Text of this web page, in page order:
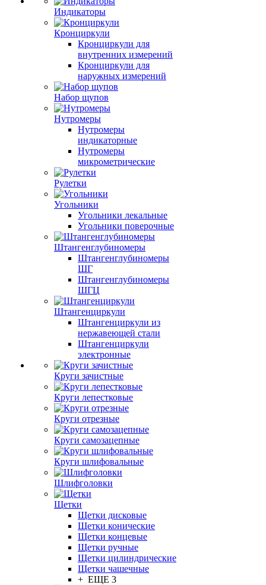
Индикаторы
Кронциркули
Кронциркули для
внутренних измерений
Кронциркули для
наружных измерений
Набор щупов
Нутромеры
Нутромеры
индикаторные
Нутромеры
микрометрические
Рулетки
Угольники
Угольники лекальные
Угольники поверочные
Штангенглубиномеры
Штангенглубиномеры
ШГ
Штангенглубиномеры
ШГЦ
Штангенциркули
Штангенциркули из
нержавеющей стали
Штангенциркули
электронные
Круги зачистные
Круги лепестковые
Круги отрезные
Круги самозацепные
Круги шлифовальные
Шлифголовки
Щетки
Щетки дисковые
Щетки конические
Щетки концевые
Щетки ручные
Щетки цилиндрические
Щетки чашечные
+ ЕЩЕ 3